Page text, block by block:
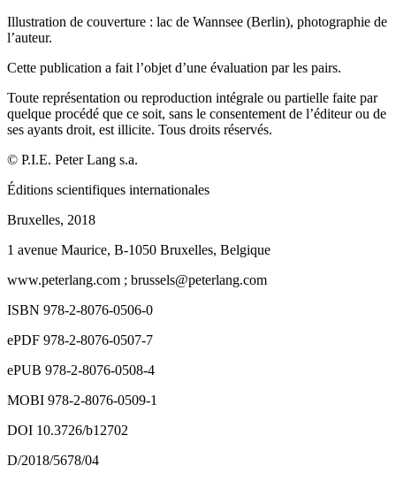
Illustration de couverture : lac de Wannsee (Berlin), photographie de
l’auteur.
Cette publication a fait l’objet d’une évaluation par les pairs.
Toute représentation ou reproduction intégrale ou partielle faite par
quelque procédé que ce soit, sans le consentement de l’éditeur ou de
ses ayants droit, est illicite. Tous droits réservés.
© P.I.E. Peter Lang s.a.
Éditions scientifiques internationales
Bruxelles, 2018
1 avenue Maurice, B-1050 Bruxelles, Belgique
www.peterlang.com ; brussels@peterlang.com
ISBN 978-2-8076-0506-0
ePDF 978-2-8076-0507-7
ePUB 978-2-8076-0508-4
MOBI 978-2-8076-0509-1
DOI 10.3726/b12702
D/2018/5678/04